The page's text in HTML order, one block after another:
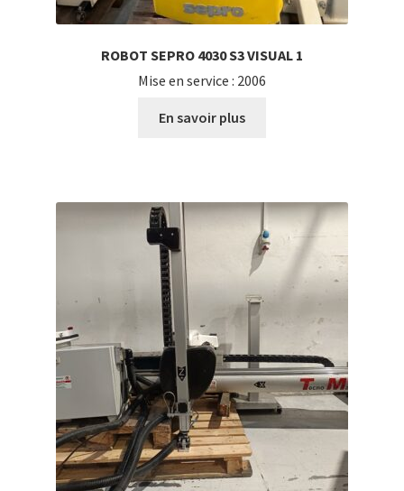
ROBOT SEPRO 4030 S3 VISUAL 1
Mise en service : 2006
En savoir plus